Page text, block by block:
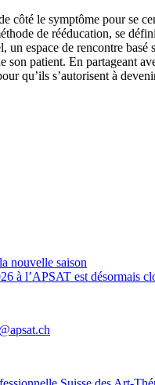
côté le symptôme pour se
de rééducation, se
un espace de rencontre
son patient. En partageant
qu’ils s’autorisent à
nouvelle saison
à l’APSAT est désormais